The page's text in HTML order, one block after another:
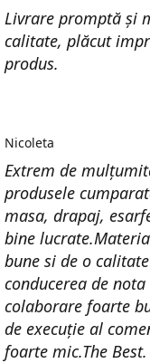
Livrare promptă și
calitate, plăcut
produs.
Extrem de
produsele
masa, drapaj,
bine
bune si de o
conducerea de
colaborare foarte
de execuție al
foarte mic.The Best.
Nicoleta